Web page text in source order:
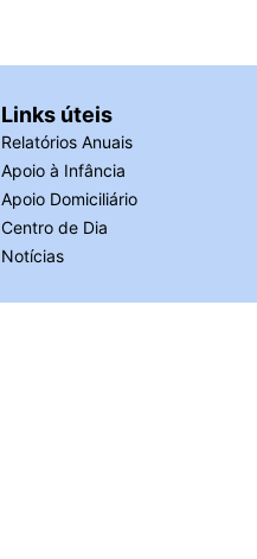
Links úteis
Relatórios Anuais
Apoio à Infância
Apoio Domiciliário
Centro de Dia
Notícias